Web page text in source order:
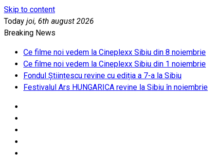
Skip to content
Today joi, 6th august 2026
Breaking News
Ce filme noi vedem la Cineplexx Sibiu din 8 noiembrie
Ce filme noi vedem la Cineplexx Sibiu din 1 noiembrie
Fondul Științescu revine cu ediția a 7-a la Sibiu
Festivalul Ars HUNGARICA revine la Sibiu în noiembrie